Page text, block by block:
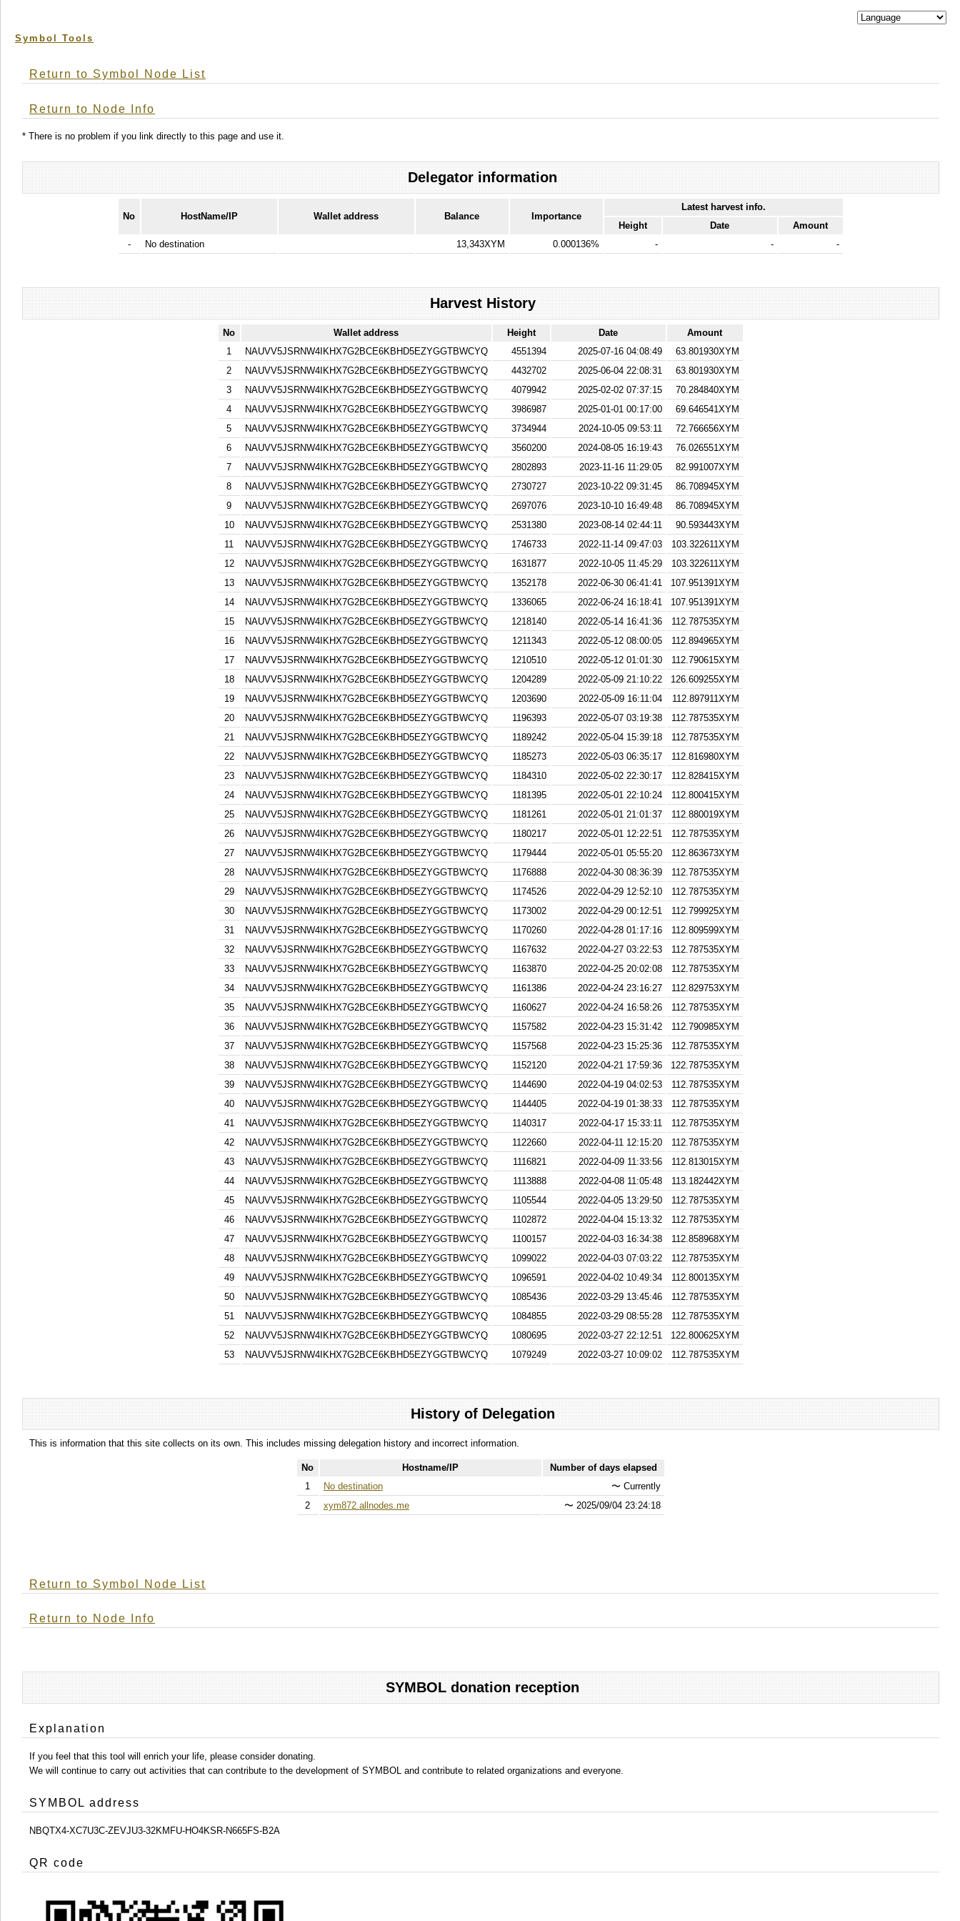
Symbol Tools
Return to Symbol Node List
Return to Node Info
* There is no problem if you link directly to this page and use it.
Delegator information
No HostName/IP Wallet address Balance Importance
Latest harvest info.
Height
Date
Amount
-
No destination 13,343XYM 0.000136% - - -
Harvest History
No Wallet address Height Date
Amount
1
NAUVV5JSRNW4IKHX7G2BCE6KBHD5EZYGGTBWCYQ 4551394 2025-07-16 04:08:49
63.801930XYM
2
NAUVV5JSRNW4IKHX7G2BCE6KBHD5EZYGGTBWCYQ 4432702 2025-06-04 22:08:31
63.801930XYM
3
NAUVV5JSRNW4IKHX7G2BCE6KBHD5EZYGGTBWCYQ 4079942 2025-02-02 07:37:15
70.284840XYM
4
NAUVV5JSRNW4IKHX7G2BCE6KBHD5EZYGGTBWCYQ 3986987 2025-01-01 00:17:00
69.646541XYM
5
NAUVV5JSRNW4IKHX7G2BCE6KBHD5EZYGGTBWCYQ 3734944 2024-10-05 09:53:11
72.766656XYM
6
NAUVV5JSRNW4IKHX7G2BCE6KBHD5EZYGGTBWCYQ 3560200 2024-08-05 16:19:43
76.026551XYM
7
NAUVV5JSRNW4IKHX7G2BCE6KBHD5EZYGGTBWCYQ 2802893 2023-11-16 11:29:05
82.991007XYM
8
NAUVV5JSRNW4IKHX7G2BCE6KBHD5EZYGGTBWCYQ 2730727 2023-10-22 09:31:45
86.708945XYM
9
NAUVV5JSRNW4IKHX7G2BCE6KBHD5EZYGGTBWCYQ 2697076 2023-10-10 16:49:48
86.708945XYM
10
NAUVV5JSRNW4IKHX7G2BCE6KBHD5EZYGGTBWCYQ 2531380 2023-08-14 02:44:11
90.593443XYM
11
NAUVV5JSRNW4IKHX7G2BCE6KBHD5EZYGGTBWCYQ 1746733 2022-11-14 09:47:03
103.322611XYM
12
NAUVV5JSRNW4IKHX7G2BCE6KBHD5EZYGGTBWCYQ 1631877 2022-10-05 11:45:29
103.322611XYM
13
NAUVV5JSRNW4IKHX7G2BCE6KBHD5EZYGGTBWCYQ 1352178 2022-06-30 06:41:41
107.951391XYM
14
NAUVV5JSRNW4IKHX7G2BCE6KBHD5EZYGGTBWCYQ 1336065 2022-06-24 16:18:41
107.951391XYM
15
NAUVV5JSRNW4IKHX7G2BCE6KBHD5EZYGGTBWCYQ 1218140 2022-05-14 16:41:36
112.787535XYM
16
NAUVV5JSRNW4IKHX7G2BCE6KBHD5EZYGGTBWCYQ 1211343 2022-05-12 08:00:05
112.894965XYM
17
NAUVV5JSRNW4IKHX7G2BCE6KBHD5EZYGGTBWCYQ 1210510 2022-05-12 01:01:30
112.790615XYM
18
NAUVV5JSRNW4IKHX7G2BCE6KBHD5EZYGGTBWCYQ 1204289 2022-05-09 21:10:22
126.609255XYM
19
NAUVV5JSRNW4IKHX7G2BCE6KBHD5EZYGGTBWCYQ 1203690 2022-05-09 16:11:04
112.897911XYM
20
NAUVV5JSRNW4IKHX7G2BCE6KBHD5EZYGGTBWCYQ 1196393 2022-05-07 03:19:38
112.787535XYM
21
NAUVV5JSRNW4IKHX7G2BCE6KBHD5EZYGGTBWCYQ 1189242 2022-05-04 15:39:18
112.787535XYM
22
NAUVV5JSRNW4IKHX7G2BCE6KBHD5EZYGGTBWCYQ 1185273 2022-05-03 06:35:17
112.816980XYM
23
NAUVV5JSRNW4IKHX7G2BCE6KBHD5EZYGGTBWCYQ 1184310 2022-05-02 22:30:17
112.828415XYM
24
NAUVV5JSRNW4IKHX7G2BCE6KBHD5EZYGGTBWCYQ 1181395 2022-05-01 22:10:24
112.800415XYM
25
NAUVV5JSRNW4IKHX7G2BCE6KBHD5EZYGGTBWCYQ 1181261 2022-05-01 21:01:37
112.880019XYM
26
NAUVV5JSRNW4IKHX7G2BCE6KBHD5EZYGGTBWCYQ 1180217 2022-05-01 12:22:51
112.787535XYM
27
NAUVV5JSRNW4IKHX7G2BCE6KBHD5EZYGGTBWCYQ 1179444 2022-05-01 05:55:20
112.863673XYM
28
NAUVV5JSRNW4IKHX7G2BCE6KBHD5EZYGGTBWCYQ 1176888 2022-04-30 08:36:39
112.787535XYM
29
NAUVV5JSRNW4IKHX7G2BCE6KBHD5EZYGGTBWCYQ 1174526 2022-04-29 12:52:10
112.787535XYM
30
NAUVV5JSRNW4IKHX7G2BCE6KBHD5EZYGGTBWCYQ 1173002 2022-04-29 00:12:51
112.799925XYM
31
NAUVV5JSRNW4IKHX7G2BCE6KBHD5EZYGGTBWCYQ 1170260 2022-04-28 01:17:16
112.809599XYM
32
NAUVV5JSRNW4IKHX7G2BCE6KBHD5EZYGGTBWCYQ 1167632 2022-04-27 03:22:53
112.787535XYM
33
NAUVV5JSRNW4IKHX7G2BCE6KBHD5EZYGGTBWCYQ 1163870 2022-04-25 20:02:08
112.787535XYM
34
NAUVV5JSRNW4IKHX7G2BCE6KBHD5EZYGGTBWCYQ 1161386 2022-04-24 23:16:27
112.829753XYM
35
NAUVV5JSRNW4IKHX7G2BCE6KBHD5EZYGGTBWCYQ 1160627 2022-04-24 16:58:26
112.787535XYM
36
NAUVV5JSRNW4IKHX7G2BCE6KBHD5EZYGGTBWCYQ 1157582 2022-04-23 15:31:42
112.790985XYM
37
NAUVV5JSRNW4IKHX7G2BCE6KBHD5EZYGGTBWCYQ 1157568 2022-04-23 15:25:36
112.787535XYM
38
NAUVV5JSRNW4IKHX7G2BCE6KBHD5EZYGGTBWCYQ 1152120 2022-04-21 17:59:36
122.787535XYM
39
NAUVV5JSRNW4IKHX7G2BCE6KBHD5EZYGGTBWCYQ 1144690 2022-04-19 04:02:53
112.787535XYM
40
NAUVV5JSRNW4IKHX7G2BCE6KBHD5EZYGGTBWCYQ 1144405 2022-04-19 01:38:33
112.787535XYM
41
NAUVV5JSRNW4IKHX7G2BCE6KBHD5EZYGGTBWCYQ 1140317 2022-04-17 15:33:11
112.787535XYM
42
NAUVV5JSRNW4IKHX7G2BCE6KBHD5EZYGGTBWCYQ 1122660 2022-04-11 12:15:20
112.787535XYM
43
NAUVV5JSRNW4IKHX7G2BCE6KBHD5EZYGGTBWCYQ 1116821 2022-04-09 11:33:56
112.813015XYM
44
NAUVV5JSRNW4IKHX7G2BCE6KBHD5EZYGGTBWCYQ 1113888 2022-04-08 11:05:48
113.182442XYM
45
NAUVV5JSRNW4IKHX7G2BCE6KBHD5EZYGGTBWCYQ 1105544 2022-04-05 13:29:50
112.787535XYM
46
NAUVV5JSRNW4IKHX7G2BCE6KBHD5EZYGGTBWCYQ 1102872 2022-04-04 15:13:32
112.787535XYM
47
NAUVV5JSRNW4IKHX7G2BCE6KBHD5EZYGGTBWCYQ 1100157 2022-04-03 16:34:38
112.858968XYM
48
NAUVV5JSRNW4IKHX7G2BCE6KBHD5EZYGGTBWCYQ 1099022 2022-04-03 07:03:22
112.787535XYM
49
NAUVV5JSRNW4IKHX7G2BCE6KBHD5EZYGGTBWCYQ 1096591 2022-04-02 10:49:34
112.800135XYM
50
NAUVV5JSRNW4IKHX7G2BCE6KBHD5EZYGGTBWCYQ 1085436 2022-03-29 13:45:46
112.787535XYM
51
NAUVV5JSRNW4IKHX7G2BCE6KBHD5EZYGGTBWCYQ 1084855 2022-03-29 08:55:28
112.787535XYM
52
NAUVV5JSRNW4IKHX7G2BCE6KBHD5EZYGGTBWCYQ 1080695 2022-03-27 22:12:51
122.800625XYM
53
NAUVV5JSRNW4IKHX7G2BCE6KBHD5EZYGGTBWCYQ 1079249 2022-03-27 10:09:02 112.787535XYM
History of Delegation
This is information that this site collects on its own. This includes missing delegation history and incorrect information.
No Hostname/IP
Number of days elapsed
1
No destination 〜 Currently
2
xym872.allnodes.me 〜 2025/09/04 23:24:18
Return to Symbol Node List
Return to Node Info
SYMBOL donation reception
Explanation
If you feel that this tool will enrich your life, please consider donating.
We will continue to carry out activities that can contribute to the development of SYMBOL and contribute to related organizations and everyone.
SYMBOL address
NBQTX4-XC7U3C-ZEVJU3-32KMFU-HO4KSR-N665FS-B2A
QR code